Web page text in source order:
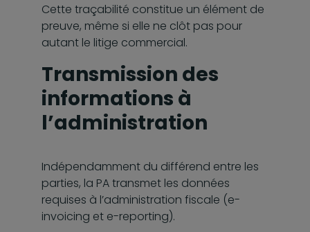
Cette traçabilité constitue un élément de
preuve, même si elle ne clôt pas pour
autant le litige commercial.
Transmission des
informations à
l’administration
Indépendamment du différend entre les
parties, la PA transmet les données
requises à l’administration fiscale (e-
invoicing et e-reporting).